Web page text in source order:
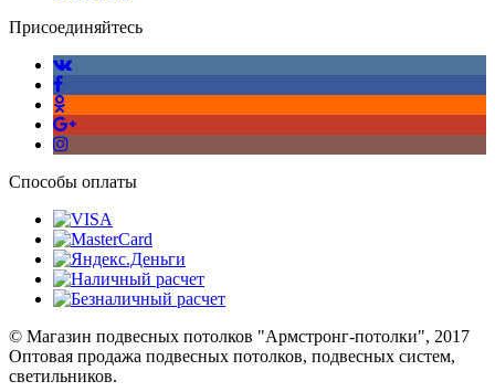
Присоединяйтесь
Способы оплаты
© Магазин подвесных потолков "Армстронг-потолки", 2017
Оптовая продажа подвесных потолков, подвесных систем,
светильников.